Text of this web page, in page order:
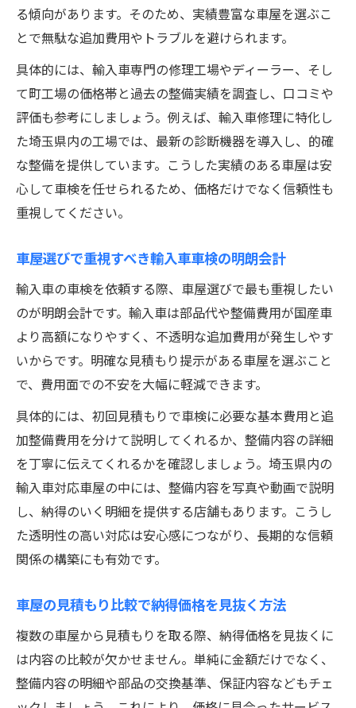
る傾向があります。そのため、実績豊富な車屋を選ぶこ
とで無駄な追加費用やトラブルを避けられます。
具体的には、輸入車専門の修理工場やディーラー、そし
て町工場の価格帯と過去の整備実績を調査し、口コミや
評価も参考にしましょう。例えば、輸入車修理に特化し
た埼玉県内の工場では、最新の診断機器を導入し、的確
な整備を提供しています。こうした実績のある車屋は安
心して車検を任せられるため、価格だけでなく信頼性も
重視してください。
車屋選びで重視すべき輸入車車検の明朗会計
輸入車の車検を依頼する際、車屋選びで最も重視したい
のが明朗会計です。輸入車は部品代や整備費用が国産車
より高額になりやすく、不透明な追加費用が発生しやす
いからです。明確な見積もり提示がある車屋を選ぶこと
で、費用面での不安を大幅に軽減できます。
具体的には、初回見積もりで車検に必要な基本費用と追
加整備費用を分けて説明してくれるか、整備内容の詳細
を丁寧に伝えてくれるかを確認しましょう。埼玉県内の
輸入車対応車屋の中には、整備内容を写真や動画で説明
し、納得のいく明細を提供する店舗もあります。こうし
た透明性の高い対応は安心感につながり、長期的な信頼
関係の構築にも有効です。
車屋の見積もり比較で納得価格を見抜く方法
複数の車屋から見積もりを取る際、納得価格を見抜くに
は内容の比較が欠かせません。単純に金額だけでなく、
整備内容の明細や部品の交換基準、保証内容などもチェ